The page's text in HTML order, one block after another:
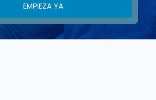
EMPIEZA YA